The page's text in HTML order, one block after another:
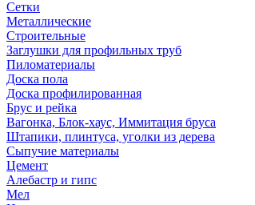
Сетки
Металлические
Строительные
Заглушки для профильных труб
Пиломатериалы
Доска пола
Доска профилированная
Брус и рейка
Вагонка, Блок-хаус, Иммитация бруса
Штапики, плинтуса, уголки из дерева
Сыпучие материалы
Цемент
Алебастр и гипс
Мел